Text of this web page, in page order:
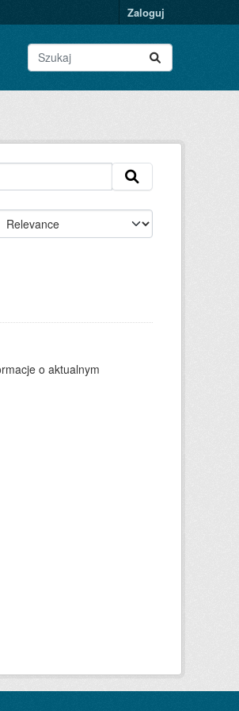
Zaloguj
o aktualnym